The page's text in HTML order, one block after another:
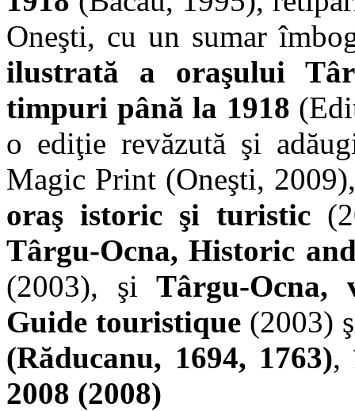
Oneşti, cu un sumar
ilustrată a oraşului
timpuri până la 1918
o ediţie revăzută şi
Magic Print (Oneşti,
oraş istoric şi turistic
Târgu-Ocna, Historic
(2003), şiTârgu-Ocna,
Guide touristique(2003)
(Răducanu, 1694, 1763),
2008 (2008)